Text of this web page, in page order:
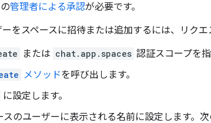
管理者による承認が必要です。
をスペースに招待または追加するには、リク
または chat.app.spaces 認証スコープを
メソッドを呼び出します。
に設定します。
スのユーザーに表示される名前に設定します。